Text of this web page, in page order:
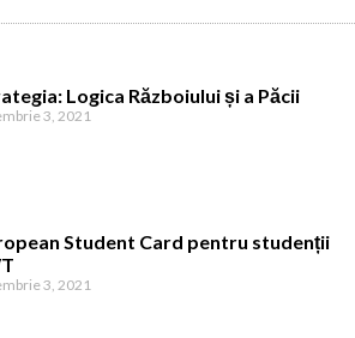
Logica Războiului și a Păcii
3, 2021
Student Card pentru studenții
3, 2021